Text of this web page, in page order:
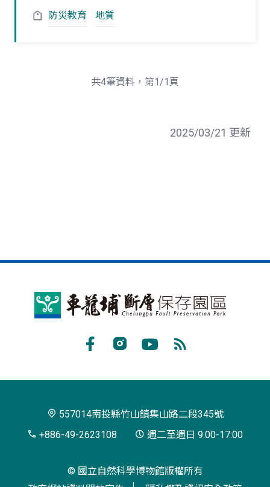
防災教育
地質
共4筆資料，第1/1頁
2025/03/21 更新
車
存
閱
557014南投縣竹山鎮集山路二段345號
+886-49-2623108
週二至週日 9:00-17:00
© 國立自然科學博物館版權所有